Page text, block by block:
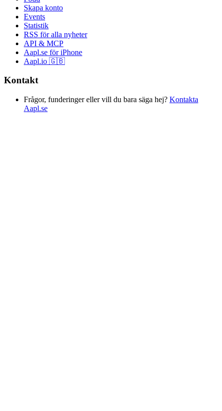
Skapa konto
Events
Statistik
RSS för alla nyheter
API & MCP
Aapl.se för iPhone
Aapl.io 🇬🇧
Kontakt
Frågor, funderinger eller vill du bara säga hej? Kontakta
Aapl.se